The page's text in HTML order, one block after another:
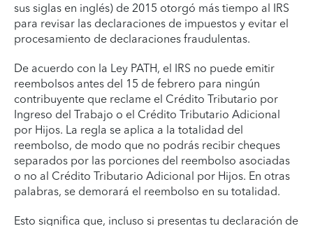
sus siglas en inglés) de 2015 otorgó más tiempo al IRS
para revisar las declaraciones de impuestos y evitar el
procesamiento de declaraciones fraudulentas.
De acuerdo con la Ley PATH, el IRS no puede emitir
reembolsos antes del 15 de febrero para ningún
contribuyente que reclame el Crédito Tributario por
Ingreso del Trabajo o el Crédito Tributario Adicional
por Hijos. La regla se aplica a la totalidad del
reembolso, de modo que no podrás recibir cheques
separados por las porciones del reembolso asociadas
o no al Crédito Tributario Adicional por Hijos. En otras
palabras, se demorará el reembolso en su totalidad.
Esto significa que, incluso si presentas tu declaración de